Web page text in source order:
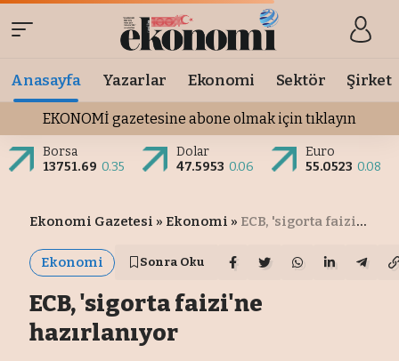
Anasayfa Yazarlar Ekonomi Sektör Şirket
EKONOMİ gazetesine abone olmak için tıklayın
Borsa
13751.69 0.35
Dolar
47.5953 0.06
Euro
55.0523 0.08
Ekonomi Gazetesi » Ekonomi » ECB, 'sigorta faizi'ne hazırlanıyor
Ekonomi Sonra Oku
ECB, 'sigorta faizi'ne
hazırlanıyor